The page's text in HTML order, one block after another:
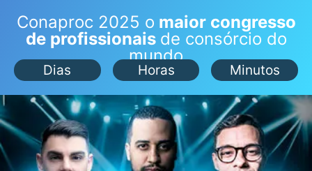
Conaproc 2025 o maior congresso
de profissionais de consórcio do
mundo
Dias Horas Minutos